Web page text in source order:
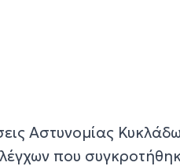
Αστυνομίας
που